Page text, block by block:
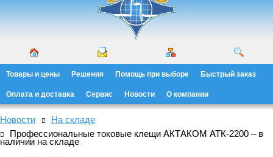
Товары и цены Решения Помощь при выборе Быстрый заказ
Оплата и доставка Сервис Новости О компании
Новости
На складе
Профессиональные токовые клещи АКТАКОМ АТК-2200 – в
наличии на складе